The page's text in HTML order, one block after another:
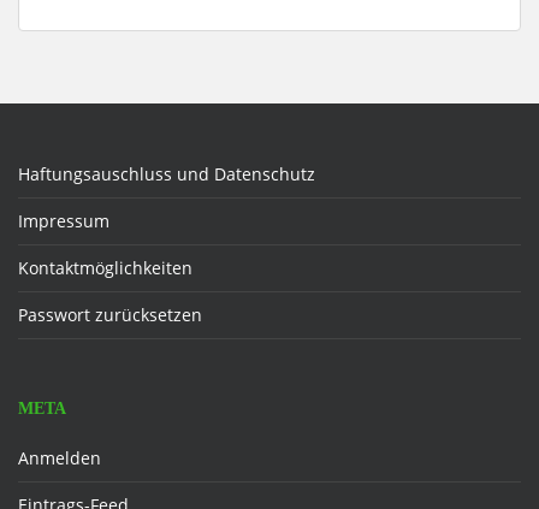
Haftungsauschluss und Datenschutz
Impressum
Kontaktmöglichkeiten
Passwort zurücksetzen
META
Anmelden